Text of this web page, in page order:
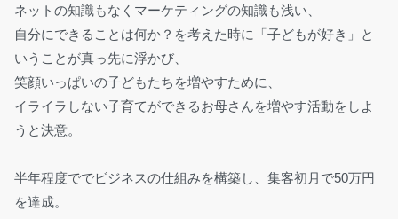
ネットの知識もなくマーケティングの知識も浅い、
自分にできることは何か？を考えた時に「子どもが好き」と
いうことが真っ先に浮かび、
笑顔いっぱいの子どもたちを増やすために、
イライラしない子育てができるお母さんを増やす活動をしよ
うと決意。
半年程度ででビジネスの仕組みを構築し、集客初月で50万円
を達成。